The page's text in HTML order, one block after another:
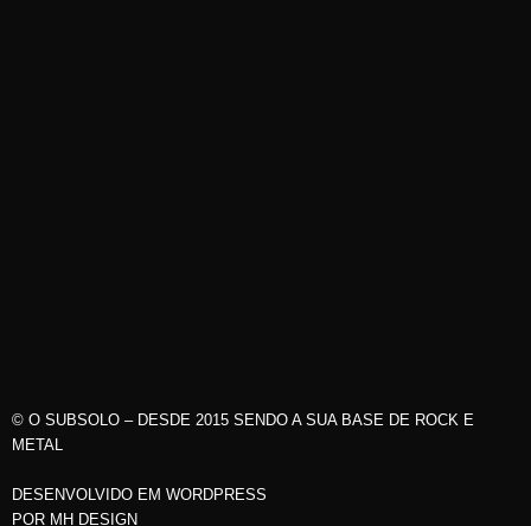
© O SUBSOLO – DESDE 2015 SENDO A SUA BASE DE ROCK E
METAL
DESENVOLVIDO EM WORDPRESS
POR MH DESIGN